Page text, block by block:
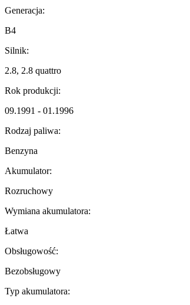
Generacja:
B4
Silnik:
2.8, 2.8 quattro
Rok produkcji:
09.1991 - 01.1996
Rodzaj paliwa:
Benzyna
Akumulator:
Rozruchowy
Wymiana akumulatora:
Łatwa
Obsługowość:
Bezobsługowy
Typ akumulatora: